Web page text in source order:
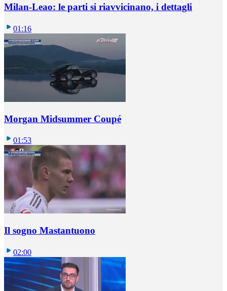
Milan-Leao: le parti si riavvicinano, i dettagli
01:16
Morgan Midsummer Coupé
01:53
Il sogno Mastantuono
02:00